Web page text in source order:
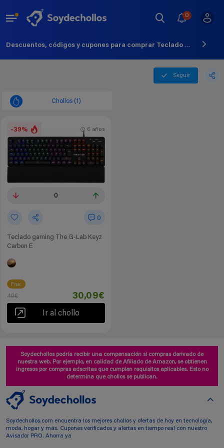
0
Descuentos, códigos y cupones para comprar Teclado Mecanico - Agosto - 2026
Seguir
Chollos (1)
-39%
0
0
Teclado gaming The G-Lab Keyz
Carbon E
6 años
Fnac
49€ 30,09€
Ir al chollo
Soydechollos podría recibir una compensación si compras derivado de
nuestra web. Por ejemplo, en calidad de Afiliado de Amazon, se obtienen
ingresos por compras adscritas que cumplen requisitos aplicables. Esto no
determina que chollos se publican.
Soydechollos.com encuentra los mejores chollos y ofertas de hoy en tecnología,
moda, hogar y más. Cupones verificados y alertas en tiempo real con nuestro
Avisador PRO. Ahorra ya